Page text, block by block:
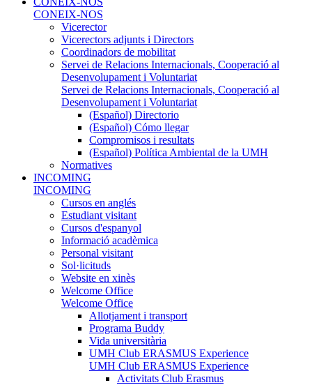
CONEIX-NOS
Vicerector
Vicerectors adjunts i Directors
Coordinadors de mobilitat
Servei de Relacions Internacionals, Cooperació al
Desenvolupament i Voluntariat
Servei de Relacions Internacionals, Cooperació al
Desenvolupament i Voluntariat
(Español) Directorio
(Español) Cómo llegar
Compromisos i resultats
(Español) Política Ambiental de la UMH
Normatives
INCOMING
INCOMING
Cursos en anglés
Estudiant visitant
Cursos d'espanyol
Informació acadèmica
Personal visitant
Sol·licituds
Website en xinès
Welcome Office
Welcome Office
Allotjament i transport
Programa Buddy
Vida universitària
UMH Club ERASMUS Experience
UMH Club ERASMUS Experience
Activitats Club Erasmus